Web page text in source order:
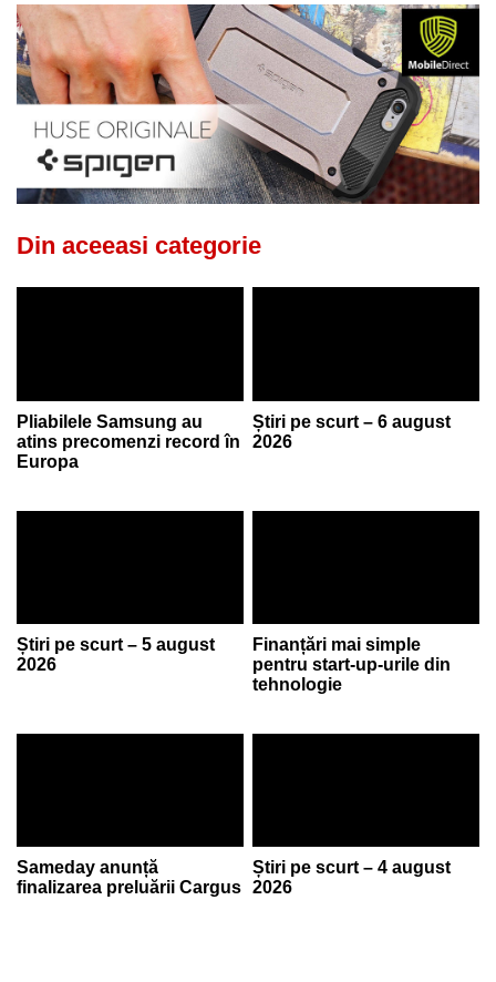
Din aceeasi categorie
Pliabilele Samsung au
atins precomenzi record în
Europa
Știri pe scurt – 6 august
2026
Știri pe scurt – 5 august
2026
Finanțări mai simple
pentru start-up-urile din
tehnologie
Sameday anunță
finalizarea preluării Cargus
Știri pe scurt – 4 august
2026